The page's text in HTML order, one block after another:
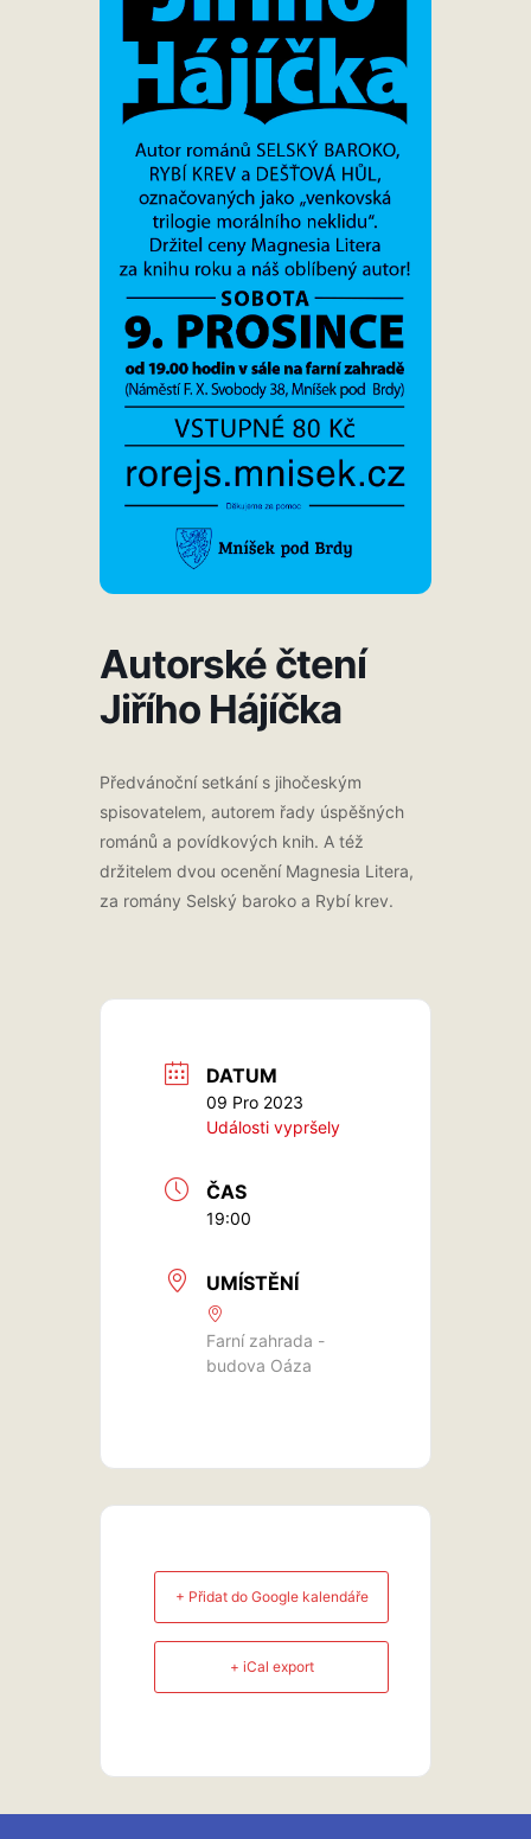
Autorské čtení
Jiřího Hájíčka
Předvánoční setkání s jihočeským
spisovatelem, autorem řady úspěšných
románů a povídkových knih. A též
držitelem dvou ocenění Magnesia Litera,
za romány Selský baroko a Rybí krev.
DATUM
09 Pro 2023
Události vypršely
ČAS
19:00
UMÍSTĚNÍ
Farní zahrada -
budova Oáza
+ Přidat do Google kalendáře
+ iCal export